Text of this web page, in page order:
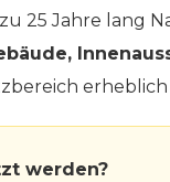
25 Jahre lang
werden?